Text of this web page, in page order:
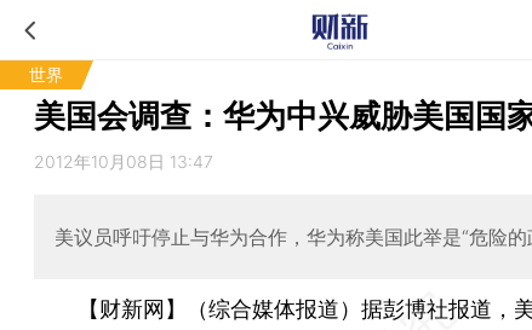
世界
美国会调查：华为中兴威胁美国国
2012年10月08日 13:47
美议员呼吁停止与华为合作，华为称美国此举是“危险的
【财新网】（综合媒体报道） 据彭博社报道，